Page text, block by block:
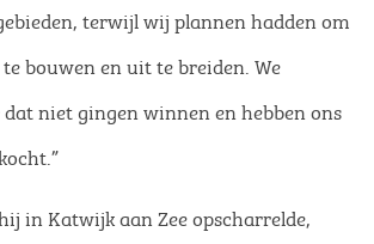
terwijl wij plannen hadden om
bouwen en uit te breiden. We
niet gingen winnen en hebben ons
in Katwijk aan Zee opscharrelde,